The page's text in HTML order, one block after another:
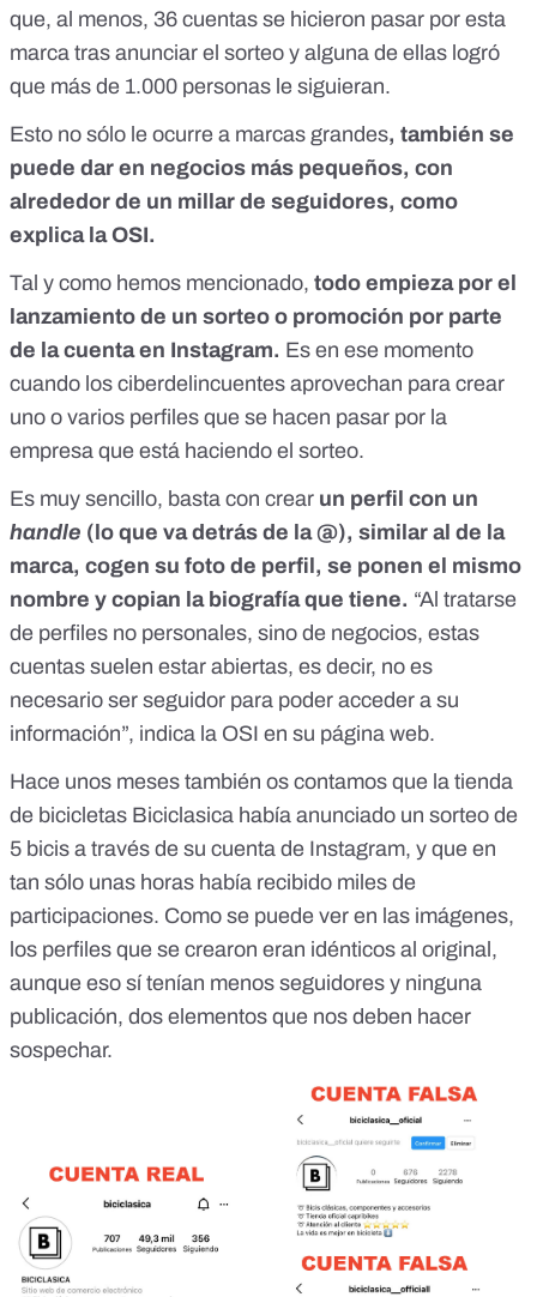
que, al menos, 36 cuentas se hicieron pasar por esta
marca tras anunciar el sorteo y alguna de ellas logró
que más de 1.000 personas le siguieran.
Esto no sólo le ocurre a marcas grandes, también se
puede dar en negocios más pequeños, con
alrededor de un millar de seguidores, como
explica la OSI.
Tal y como hemos mencionado, todo empieza por el
lanzamiento de un sorteo o promoción por parte
de la cuenta en Instagram. Es en ese momento
cuando los ciberdelincuentes aprovechan para crear
uno o varios perfiles que se hacen pasar por la
empresa que está haciendo el sorteo.
Es muy sencillo, basta con crear un perfil con un
handle (lo que va detrás de la @), similar al de la
marca, cogen su foto de perfil, se ponen el mismo
nombre y copian la biografía que tiene. “Al tratarse
de perfiles no personales, sino de negocios, estas
cuentas suelen estar abiertas, es decir, no es
necesario ser seguidor para poder acceder a su
información”, indica la OSI en su página web.
Hace unos meses también os contamos que la tienda
de bicicletas Biciclasica había anunciado un sorteo de
5 bicis a través de su cuenta de Instagram, y que en
tan sólo unas horas había recibido miles de
participaciones. Como se puede ver en las imágenes,
los perfiles que se crearon eran idénticos al original,
aunque eso sí tenían menos seguidores y ninguna
publicación, dos elementos que nos deben hacer
sospechar.